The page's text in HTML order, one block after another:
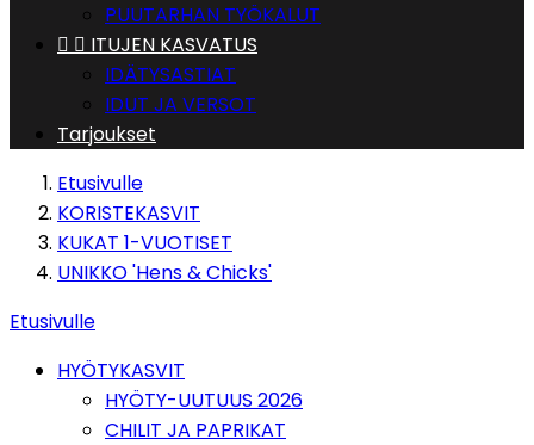
PUUTARHAN TYÖKALUT
  ITUJEN KASVATUS
IDÄTYSASTIAT
IDUT JA VERSOT
Tarjoukset
Etusivulle
KORISTEKASVIT
KUKAT 1-VUOTISET
UNIKKO 'Hens & Chicks'
Etusivulle
HYÖTYKASVIT
HYÖTY-UUTUUS 2026
CHILIT JA PAPRIKAT